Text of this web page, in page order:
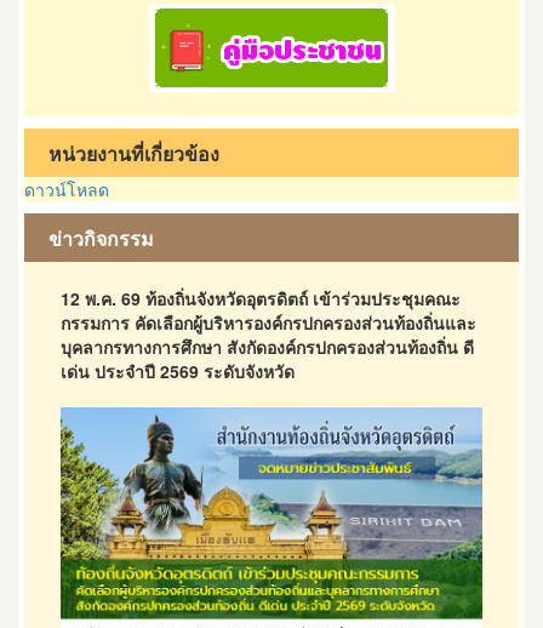
หน่วยงานที่เกี่ยวข้อง
ดาวน์โหลด
ข่าวกิจกรรม
12 พ.ค. 69 ท้องถิ่นจังหวัดอุตรดิตถ์ เข้าร่วมประชุมคณะ
กรรมการ คัดเลือกผู้บริหารองค์กรปกครองส่วนท้องถิ่นและ
บุคลากรทางการศึกษา สังกัดองค์กรปกครองส่วนท้องถิ่น ดี
เด่น ประจำปี 2569 ระดับจังหวัด